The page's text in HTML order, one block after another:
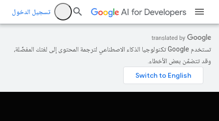
تسجيل الدخول
تستخدم Google تكنولوجيا الذكاء الاصطناعي لترجمة المحتوى إلى لغتك المفضّلة،
وقد تتضمّن بعض الأخطاء.